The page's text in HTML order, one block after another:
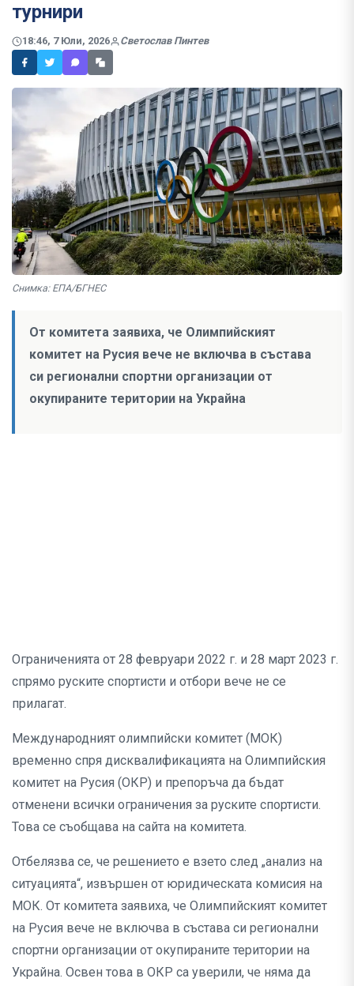
турнири
18:46, 7 Юли, 2026 Светослав Пинтев
Снимка: ЕПА/БГНЕС
От комитета заявиха, че Олимпийският
комитет на Русия вече не включва в състава
си регионални спортни организации от
окупираните територии на Украйна
Ограниченията от 28 февруари 2022 г. и 28 март 2023 г.
спрямо руските спортисти и отбори вече не се
прилагат.
Международният олимпийски комитет (МОК)
временно спря дисквалификацията на Олимпийския
комитет на Русия (ОКР) и препоръча да бъдат
отменени всички ограничения за руските спортисти.
Това се съобщава на сайта на комитета.
Отбелязва се, че решението е взето след „анализ на
ситуацията“, извършен от юридическата комисия на
МОК. От комитета заявиха, че Олимпийският комитет
на Русия вече не включва в състава си регионални
спортни организации от окупираните територии на
Украйна. Освен това в ОКР са уверили, че няма да